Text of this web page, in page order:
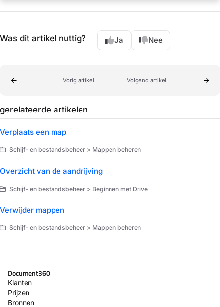
Was dit artikel nuttig? Ja Nee
Vorig artikel Volgend artikel
gerelateerde artikelen
Verplaats een map
Schijf- en bestandsbeheer > Mappen beheren
Overzicht van de aandrijving
Schijf- en bestandsbeheer > Beginnen met Drive
Verwijder mappen
Schijf- en bestandsbeheer > Mappen beheren
Document360
Klanten
Prijzen
Bronnen